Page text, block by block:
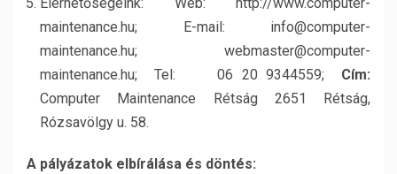
maintenance.hu; E-mail: info@computer-
maintenance.hu; webmaster@computer-
maintenance.hu; Tel: 06 20 9344559; Cím:
Computer Maintenance Rétság 2651 Rétság,
Rózsavölgy u. 58.
A pályázatok elbírálása és döntés: